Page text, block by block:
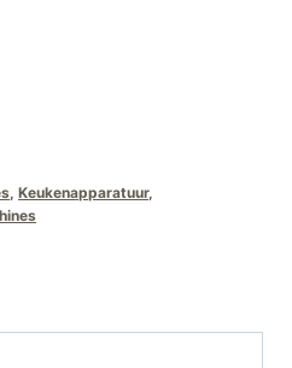
, Keukenapparatuur,